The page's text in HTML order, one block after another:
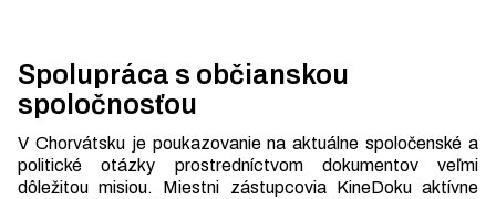
Spolupráca s občianskou
spoločnosťou
V Chorvátsku je poukazovanie na aktuálne spoločenské a
politické otázky prostredníctvom dokumentov veľmi
dôležitou misiou. Miestni zástupcovia KineDoku aktívne